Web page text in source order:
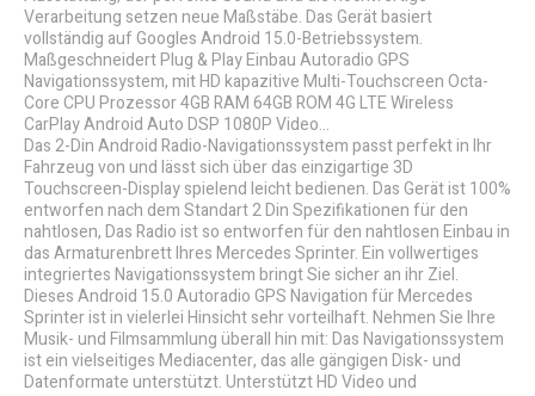
Verarbeitung setzen neue Maßstäbe. Das Gerät basiert
vollständig auf Googles Android 15.0-Betriebssystem.
Maßgeschneidert Plug & Play Einbau Autoradio GPS
Navigationssystem, mit HD kapazitive Multi-Touchscreen Octa-
Core CPU Prozessor 4GB RAM 64GB ROM 4G LTE Wireless
CarPlay Android Auto DSP 1080P Video...
Das 2-Din Android Radio-Navigationssystem passt perfekt in Ihr
Fahrzeug von und lässt sich über das einzigartige 3D
Touchscreen-Display spielend leicht bedienen. Das Gerät ist 100%
entworfen nach dem Standart 2 Din Spezifikationen für den
nahtlosen, Das Radio ist so entworfen für den nahtlosen Einbau in
das Armaturenbrett Ihres Mercedes Sprinter. Ein vollwertiges
integriertes Navigationssystem bringt Sie sicher an ihr Ziel.
Dieses Android 15.0 Autoradio GPS Navigation für Mercedes
Sprinter ist in vielerlei Hinsicht sehr vorteilhaft. Nehmen Sie Ihre
Musik- und Filmsammlung überall hin mit: Das Navigationssystem
ist ein vielseitiges Mediacenter, das alle gängigen Disk- und
Datenformate unterstützt. Unterstützt HD Video und